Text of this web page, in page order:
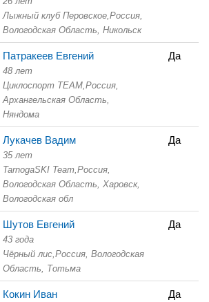
Лыжный клуб Перовское, Россия,
Вологодская Область, Никольск
Патракеев Евгений
48 лет
Циклоспорт TEAM, Россия,
Архангельская Область,
Няндома
Да
Лукачев Вадим
35 лет
TarnogaSKI Team, Россия,
Вологодская Область,
Харовск,
Вологодская обл
Да
Шутов Евгений
43 года
Чёрный лис, Россия, Вологодская
Область,
Тотьма
Да
Кокин Иван Да